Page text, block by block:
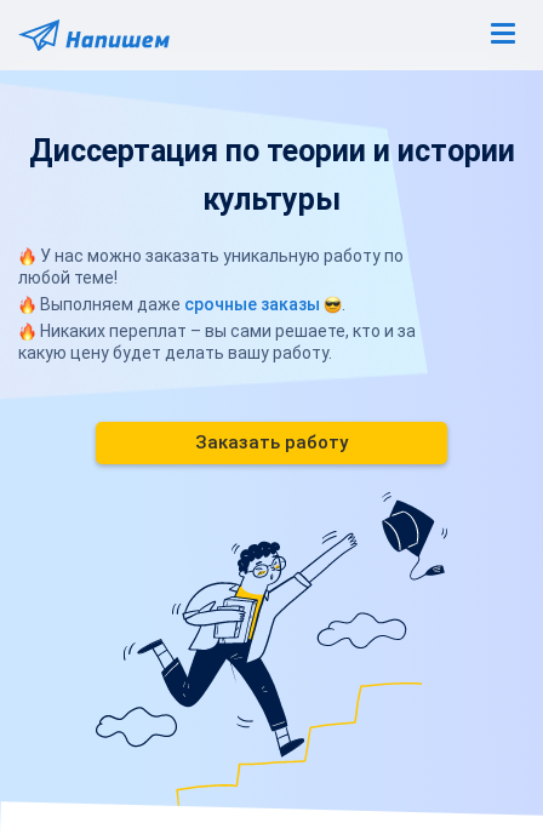
Диссертация по теории и истории
культуры
У нас можно заказать уникальную работу по
любой теме!
Выполняем даже срочные заказы
Никаких переплат – вы сами решаете, кто и за
какую цену будет делать вашу работу.
Заказать работу